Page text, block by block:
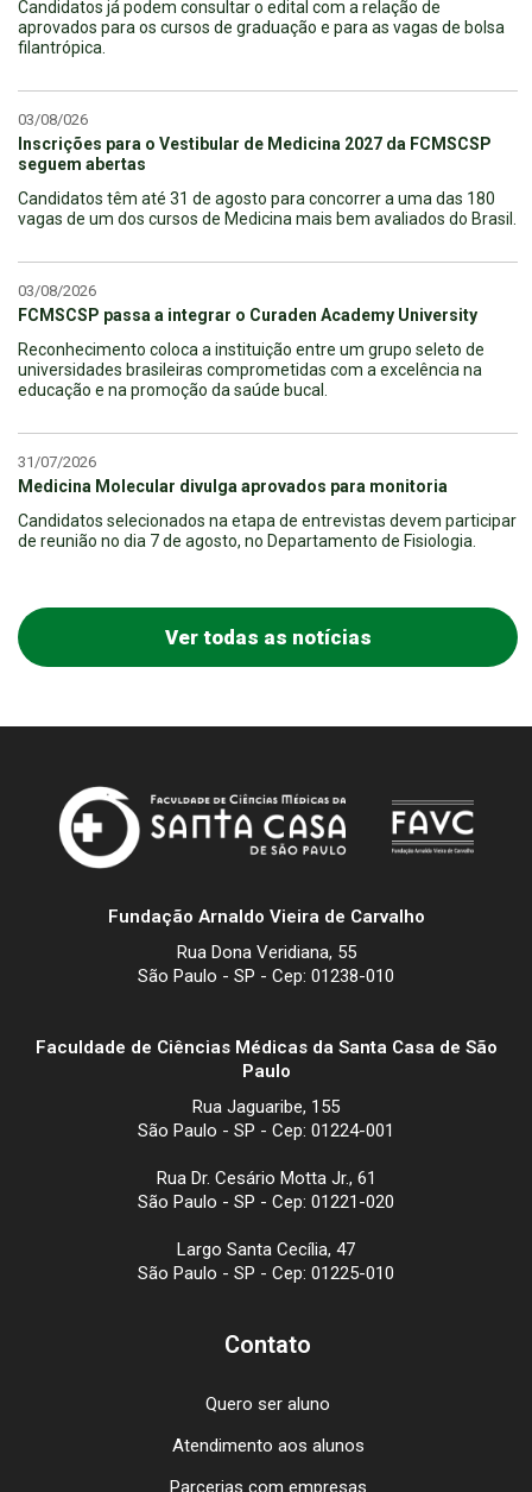
Candidatos já podem consultar o edital com a relação de
aprovados para os cursos de graduação e para as vagas de bolsa
filantrópica.
03/08/026
Inscrições para o Vestibular de Medicina 2027 da FCMSCSP
seguem abertas
Candidatos têm até 31 de agosto para concorrer a uma das 180
vagas de um dos cursos de Medicina mais bem avaliados do Brasil.
03/08/2026
FCMSCSP passa a integrar o Curaden Academy University
Reconhecimento coloca a instituição entre um grupo seleto de
universidades brasileiras comprometidas com a excelência na
educação e na promoção da saúde bucal.
31/07/2026
Medicina Molecular divulga aprovados para monitoria
Candidatos selecionados na etapa de entrevistas devem participar
de reunião no dia 7 de agosto, no Departamento de Fisiologia.
Ver todas as notícias
Fundação Arnaldo Vieira de Carvalho
Rua Dona Veridiana, 55
São Paulo - SP - Cep: 01238-010
Faculdade de Ciências Médicas da Santa Casa de São
Paulo
Rua Jaguaribe, 155
São Paulo - SP - Cep: 01224-001
Rua Dr. Cesário Motta Jr., 61
São Paulo - SP - Cep: 01221-020
Largo Santa Cecília, 47
São Paulo - SP - Cep: 01225-010
Contato
Quero ser aluno
Atendimento aos alunos
Parcerias com empresas